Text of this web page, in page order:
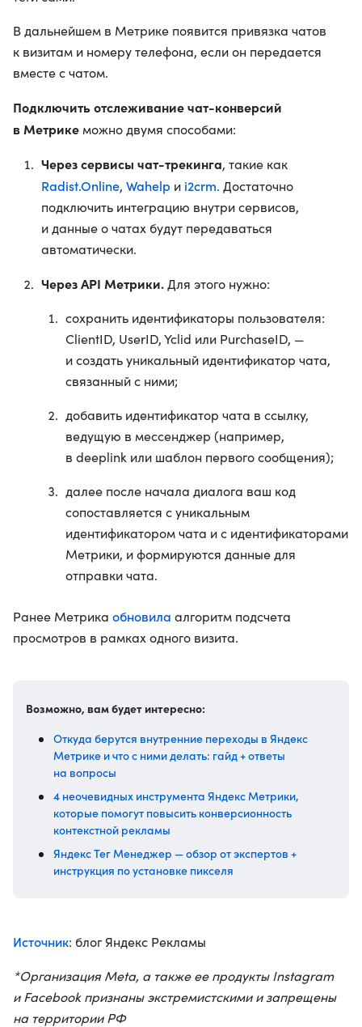
В дальнейшем в Метрике появится привязка чатов
к визитам и номеру телефона, если он передается
вместе с чатом.
Подключить отслеживание чат-конверсий
в Метрике можно двумя способами:
Через сервисы чат-трекинга, такие как
Radist.Online, Wahelp и i2crm. Достаточно
подключить интеграцию внутри сервисов,
и данные о чатах будут передаваться
автоматически.
Через API Метрики.Для этого нужно:
сохранить идентификаторы пользователя:
ClientID, UserID, Yclid или PurchaseID, —
и создать уникальный идентификатор чата,
связанный с ними;
добавить идентификатор чата в ссылку,
ведущую в мессенджер (например,
в deeplink или шаблон первого сообщения);
далее после начала диалога ваш код
сопоставляется с уникальным
идентификатором чата и с идентификаторами
Метрики, и формируются данные для
отправки чата.
Ранее Метрика обновила алгоритм подсчета
просмотров в рамках одного визита.
Возможно, вам будет интересно:
Откуда берутся внутренние переходы в Яндекс
Метрике и что с ними делать: гайд + ответы
на вопросы
4 неочевидных инструмента Яндекс Метрики,
которые помогут повысить конверсионность
контекстной рекламы
Яндекс Тег Менеджер — обзор от экспертов +
инструкция по установке пикселя
Источник: блог Яндекс Рекламы
*Организация Meta, а также ее продукты Instagram
и Facebook признаны экстремистскими и запрещены
на территории РФ